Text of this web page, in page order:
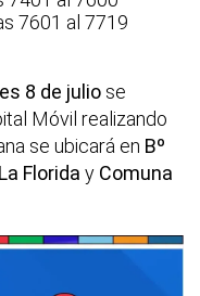
7601 al 7719
8 de julio se
Móvil realizando
se ubicará en Bº
Florida y Comuna